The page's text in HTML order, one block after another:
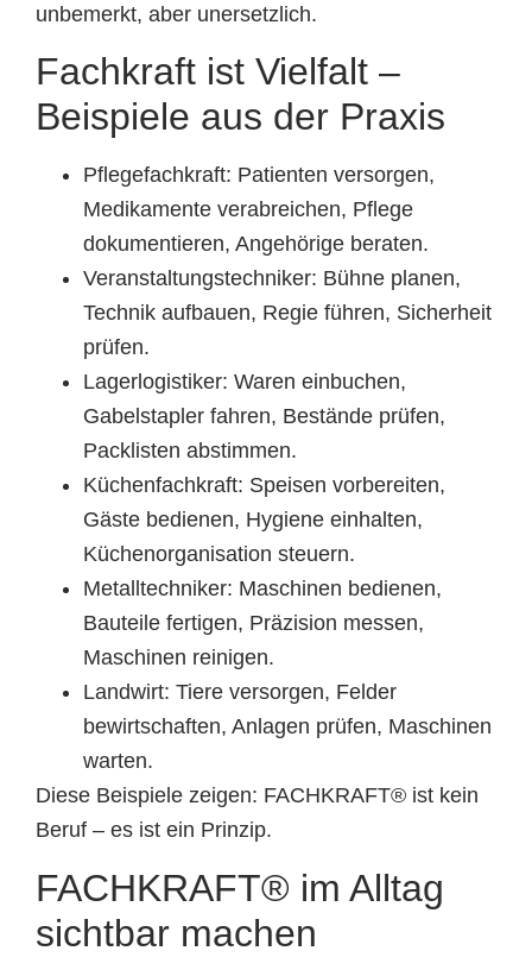
unbemerkt, aber unersetzlich.
Fachkraft ist Vielfalt –
Beispiele aus der Praxis
Pflegefachkraft: Patienten versorgen,
Medikamente verabreichen, Pflege
dokumentieren, Angehörige beraten.
Veranstaltungstechniker: Bühne planen,
Technik aufbauen, Regie führen, Sicherheit
prüfen.
Lagerlogistiker: Waren einbuchen,
Gabelstapler fahren, Bestände prüfen,
Packlisten abstimmen.
Küchenfachkraft: Speisen vorbereiten,
Gäste bedienen, Hygiene einhalten,
Küchenorganisation steuern.
Metalltechniker: Maschinen bedienen,
Bauteile fertigen, Präzision messen,
Maschinen reinigen.
Landwirt: Tiere versorgen, Felder
bewirtschaften, Anlagen prüfen, Maschinen
warten.
Diese Beispiele zeigen: FACHKRAFT® ist kein
Beruf – es ist ein Prinzip.
FACHKRAFT® im Alltag
sichtbar machen